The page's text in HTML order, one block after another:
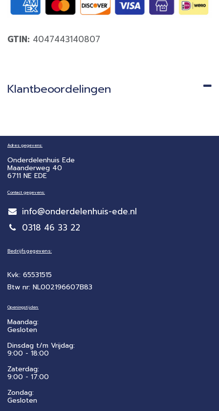
GTIN: 4047443140807
Klantbeoordelingen
Adres gegevens:
Onderdelenhuis Ede
Maanderweg 40
6711 NE EDE
Contact gegevens:
info@onderdelenhuis-ede.nl
0318 46 33 22
Bedrijfsgegevens:
Kvk: 65531515
Btw nr: NL002196607B83
Openingstijden:
Maandag:
Gesloten
Dinsdag t/m Vrijdag:
9:00 - 18:00
Zaterdag:
​9:00 - 17:00
Zondag:
Gesloten